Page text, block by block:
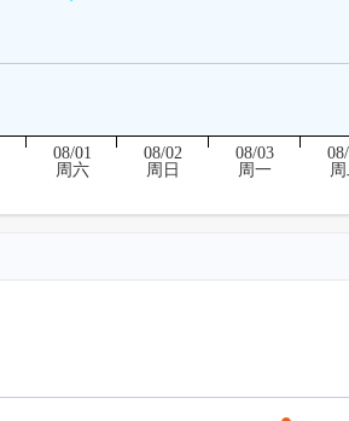
08/01
周六
08/02
周日
08/03
周一